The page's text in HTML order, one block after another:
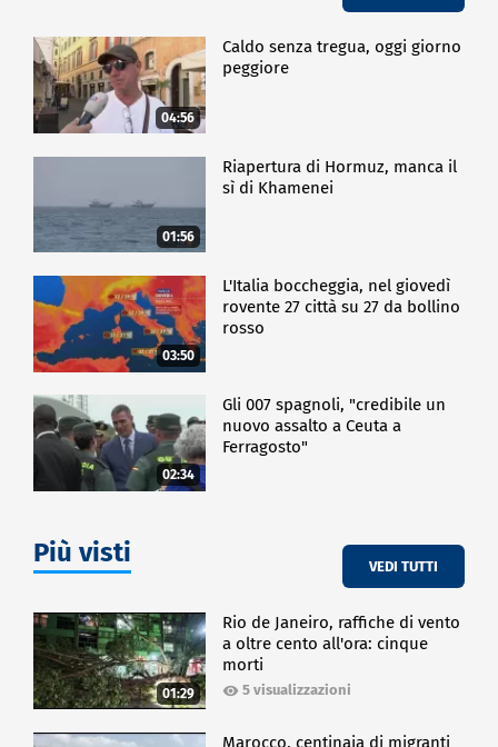
04:56
Caldo senza tregua, oggi giorno
peggiore
01:56
Riapertura di Hormuz, manca il
sì di Khamenei
03:50
L'Italia boccheggia, nel giovedì
rovente 27 città su 27 da bollino
rosso
02:34
Gli 007 spagnoli, "credibile un
nuovo assalto a Ceuta a
Ferragosto"
Più visti VEDI TUTTI
01:29
Rio de Janeiro, raffiche di vento
a oltre cento all'ora: cinque
morti
5 visualizzazioni
Marocco, centinaia di migranti